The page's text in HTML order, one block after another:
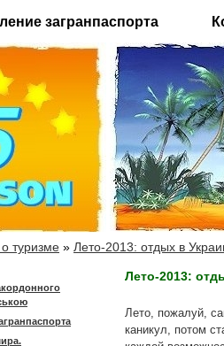
загранпаспорта
туризме » Лето-2013: отдых в
Лето-2013:
Лето, пожалуй,
каникул, потом